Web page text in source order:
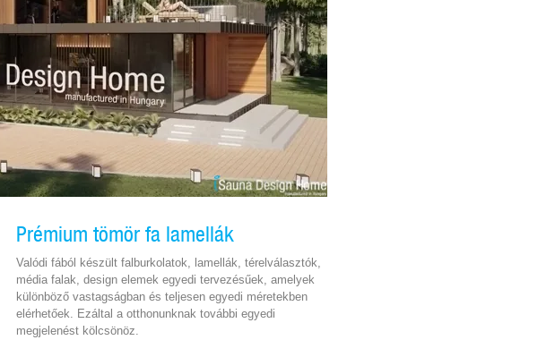
Prémium tömör fa lamellák
Valódi fából készült falburkolatok, lamellák, térelválasztók,
média falak, design elemek egyedi tervezésűek, amelyek
különböző vastagságban és teljesen egyedi méretekben
elérhetőek. Ezáltal a otthonunknak további egyedi
megjelenést kölcsönöz.